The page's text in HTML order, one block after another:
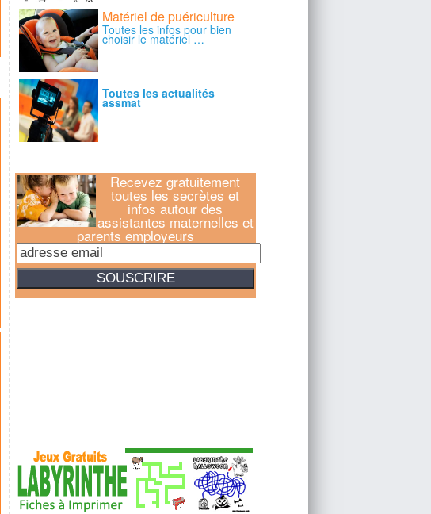
Recevez gratuitement
toutes les secrètes et
infos autour des
assistantes maternelles et
parents employeurs